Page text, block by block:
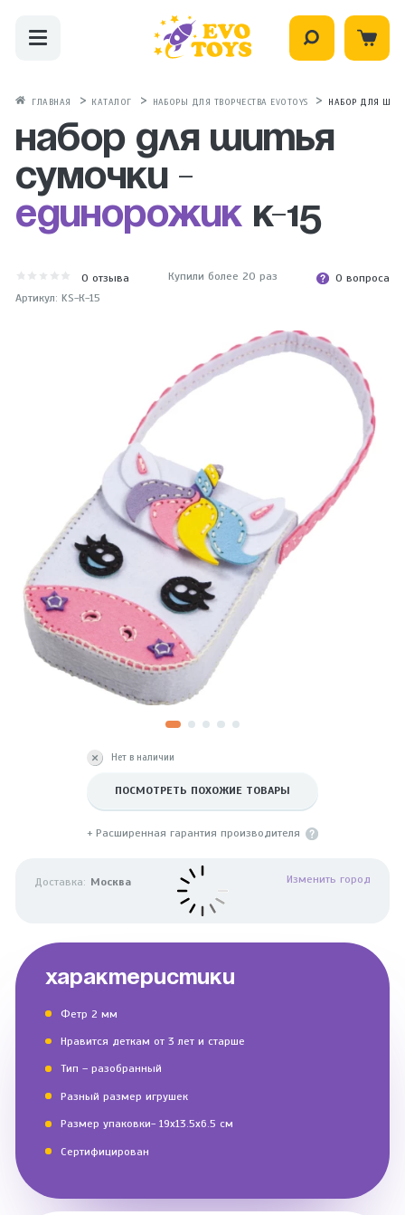
ГЛАВНАЯ КАТАЛОГ НАБОРЫ ДЛЯ ТВОРЧЕСТВА EVOTOYS НАБОР ДЛЯ
Набор для шитья
сумочки -
Единорожик К-15
0 отзыва Купили более 20 раз
0 вопроса
Артикул: KS-К-15
Нет в наличии
ПОСМОТРЕТЬ ПОХОЖИЕ ТОВАРЫ
+ Расширенная гарантия производителя
Доставка: Москва Изменить город
ХАРАКТЕРИСТИКИ
Фетр 2 мм
Нравится деткам от 3 лет и старше
Тип – разобранный
Разный размер игрушек
Размер упаковки- 19х13.5х6.5 см
Сертифицирован